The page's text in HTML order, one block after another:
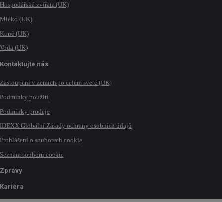
Hospodářská zvířata (UK)
Mléko (UK)
Koně (UK)
Voda (UK)
Kontaktujte nás
Zastoupení v zemích po celém světě (UK)
Podmínky použití
Podmínky prodeje
IDEXX Globální Zásady ochrany osobních údajů
Prohlášení o souborech cookie
Seznam souborů cookie
Zprávy
Kariéra